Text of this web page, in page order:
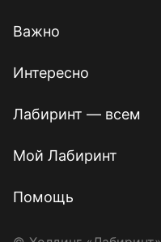
Важно
Интересно
Лабиринт — всем
Мой Лабиринт
Помощь